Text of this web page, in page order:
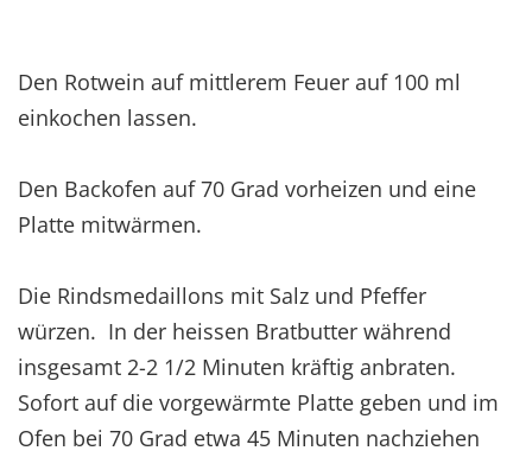
Den Rotwein auf mittlerem Feuer auf 100 ml
einkochen lassen.
Den Backofen auf 70 Grad vorheizen und eine
Platte mitwärmen.
Die Rindsmedaillons mit Salz und Pfeffer
würzen. In der heissen Bratbutter während
insgesamt 2-2 1/2 Minuten kräftig anbraten.
Sofort auf die vorgewärmte Platte geben und im
Ofen bei 70 Grad etwa 45 Minuten nachziehen